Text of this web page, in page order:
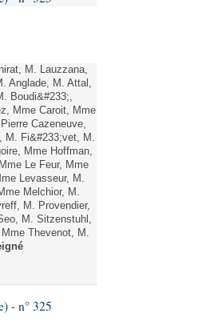
M. Lauzzana,
Anglade, M. Attal,
Boudi&#233;,
Mme Caroit, Mme
Cazeneuve,
M. Fi&#233;vet, M.
Mme Hoffman,
Le Feur, Mme
Levasseur, M.
Melchior, M.
M. Provendier,
M. Sitzenstuhl,
Thevenot, M.
- n° 325